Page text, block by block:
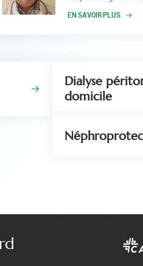
EN SAVOIR PLUS
Dialyse
domicile